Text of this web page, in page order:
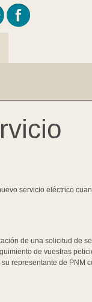
servicio eléctrico
de una solicitud de
de vuestras
representante de PNM